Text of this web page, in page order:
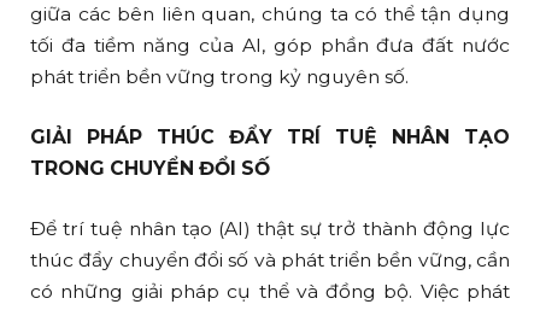
giữa các bên liên quan, chúng ta có thể tận dụng
tối đa tiềm năng của AI, góp phần đưa đất nước
phát triển bền vững trong kỷ nguyên số.
GIẢI PHÁP THÚC ĐẨY TRÍ TUỆ NHÂN TẠO
TRONG CHUYỂN ĐỔI SỐ
Để trí tuệ nhân tạo (AI) thật sự trở thành động lực
thúc đẩy chuyển đổi số và phát triển bền vững, cần
có những giải pháp cụ thể và đồng bộ. Việc phát